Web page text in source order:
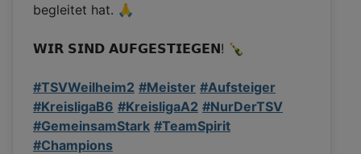
begleitet hat. 🙏
𝗪𝗜𝗥 𝗦𝗜𝗡𝗗 𝗔𝗨𝗙𝗚𝗘𝗦𝗧𝗜𝗘𝗚𝗘𝗡! 🍾
#TSVWeilheim2 #Meister #Aufsteiger
#KreisligaB6 #KreisligaA2 #NurDerTSV
#GemeinsamStark #TeamSpirit
#Champions